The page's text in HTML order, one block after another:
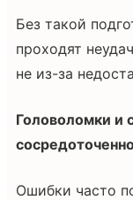
Без такой
проходят
не из-за
Головоломки и
Ошибки часто